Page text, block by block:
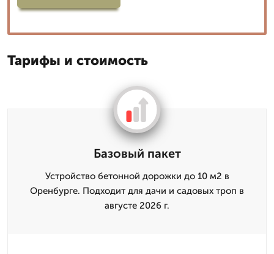
Тарифы и стоимость
Базовый пакет
Устройство бетонной дорожки до 10 м2 в
Оренбурге. Подходит для дачи и садовых троп в
августе 2026 г.